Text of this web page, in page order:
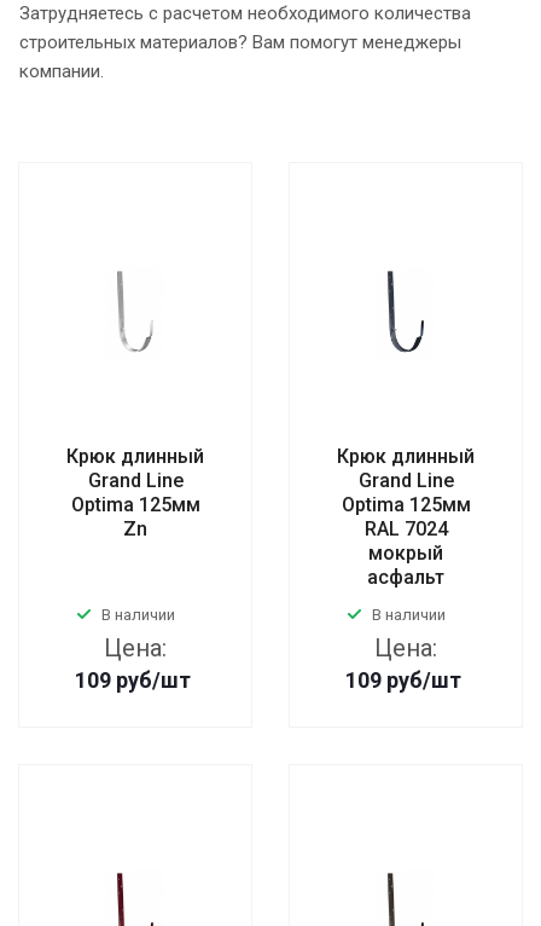
Затрудняетесь с расчетом необходимого количества
строительных материалов? Вам помогут менеджеры
компании.
Крюк длинный
Grand Line
Optima 125мм
Zn
В наличии
Цена:
109 руб/шт
Крюк длинный
Grand Line
Optima 125мм
RAL 7024
мокрый
асфальт
В наличии
Цена:
109 руб/шт